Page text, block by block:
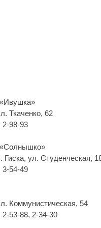
Ткаченко, 62
98-93
Гиска, ул. Студенческая,
54-49
Коммунистическая, 54
53-88, 2-34-30